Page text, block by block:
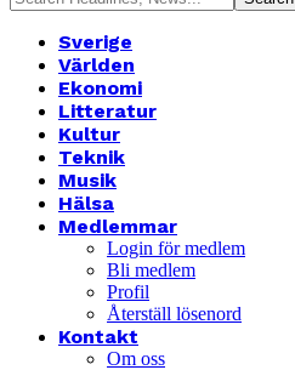
Sverige
Världen
Ekonomi
Litteratur
Kultur
Teknik
Musik
Hälsa
Medlemmar
Login för medlem
Bli medlem
Profil
Återställ lösenord
Kontakt
Om oss